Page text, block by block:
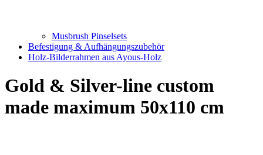
Musbrush Pinselsets
Befestigung & Aufhängungszubehör
Holz-Bilderrahmen aus Ayous-Holz
Gold & Silver-line custom
made maximum 50x110 cm